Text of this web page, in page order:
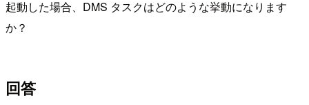
起動した場合、DMS タスクはどのような挙動になります
か？
回答